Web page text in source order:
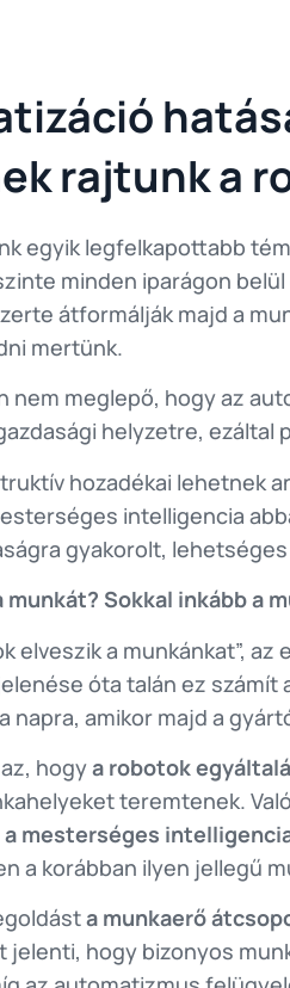
rajtunk a
egyik legfelkapottabb
minden iparágon
átformálják majd a
mertünk.
nem meglepő, hogy az
helyzetre, ezáltal
hozadékai lehetnek
intelligencia
gyakorolt,
Sokkal inkább a
elveszik a munkánkat”,
óta talán ez
napra, amikor majd a
hogya robotok
teremtenek.
a mesterséges
a korábban ilyen jellegű
a munkaerő
jelenti, hogy bizonyos